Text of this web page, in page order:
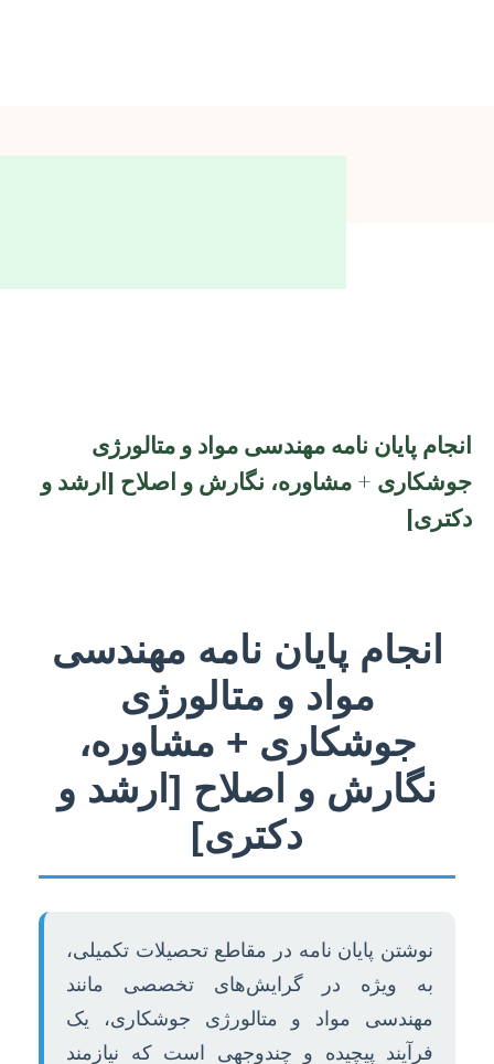
انجام پایان نامه مهندسی مواد و متالورژی
جوشکاری + مشاوره، نگارش و اصلاح [ارشد و
دکتری]
انجام پایان نامه مهندسی
مواد و متالورژی
جوشکاری + مشاوره،
نگارش و اصلاح [ارشد و
دکتری]
نوشتن پایان نامه در مقاطع تحصیلات تکمیلی،
به ویژه در گرایش‌های تخصصی مانند
مهندسی مواد و متالورژی جوشکاری، یک
فرآیند پیچیده و چندوجهی است که نیازمند